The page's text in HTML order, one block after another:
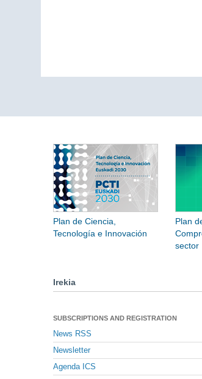
Plan de Ciencia,
Tecnología e Innovación
Plan
sector
Irekia
SUBSCRIPTIONS AND REGISTRATION
News RSS
Newsletter
Agenda ICS